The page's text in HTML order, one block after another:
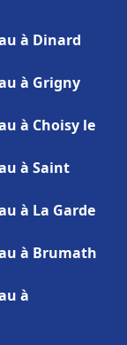
à Dinard
à Grigny
à Choisy le
à Saint
à La Garde
à Brumath
à